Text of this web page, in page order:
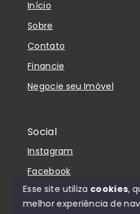
Início
Sobre
Contato
Financie
Negocie seu Imóvel
Social
Instagram
Facebook
Esse site utiliza cookies,
melhor experiência de